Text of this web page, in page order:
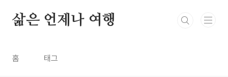
삶은 언제나 여행
홈 태그